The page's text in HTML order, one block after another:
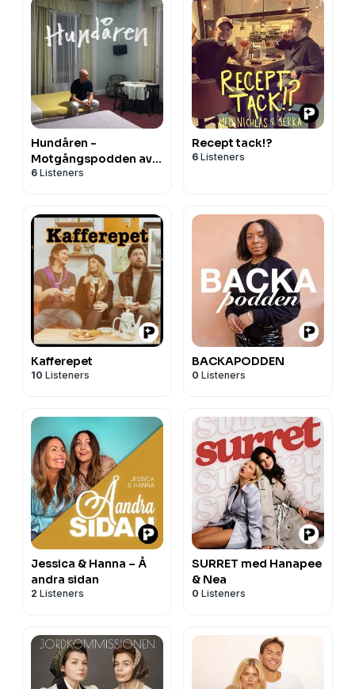
Hundåren -
Motgångspodden av
Tomas Andersson Wij
6 Listeners
Recept tack!?
6 Listeners
Kafferepet
10 Listeners
BACKAPODDEN
0 Listeners
Jessica & Hanna – Å
andra sidan
2 Listeners
SURRET med Hanapee
& Nea
0 Listeners